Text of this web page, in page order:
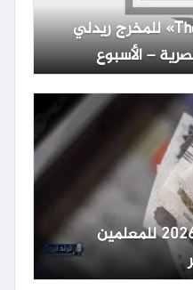
موعد طرح «The Dog Stars» للمخرج ريدلي
– الأسبوع
موعد صرف مرتبات أبريل 2026 للمعلمين